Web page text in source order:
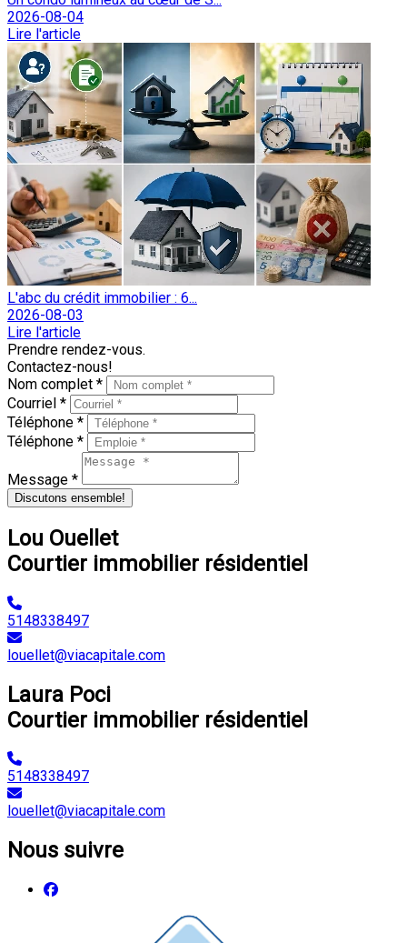
2026-08-04
Lire l'article
L'abc du crédit immobilier : 6...
2026-08-03
Lire l'article
Prendre rendez-vous.
Contactez-nous!
Nom complet *
Courriel *
Téléphone *
Téléphone *
Message *
Discutons ensemble!
Lou Ouellet
Courtier immobilier résidentiel
5148338497
louellet@viacapitale.com
Laura Poci
Courtier immobilier résidentiel
5148338497
louellet@viacapitale.com
Nous suivre